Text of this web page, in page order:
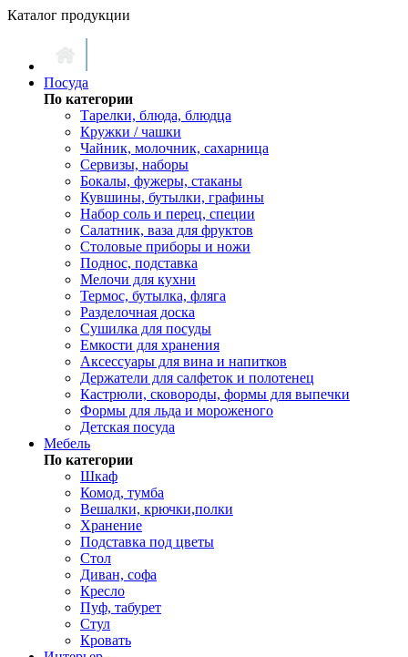
Каталог продукции
Посуда
По категории
Тарелки, блюда, блюдца
Кружки / чашки
Чайник, молочник, сахарница
Сервизы, наборы
Бокалы, фужеры, стаканы
Кувшины, бутылки, графины
Набор соль и перец, специи
Салатник, ваза для фруктов
Столовые приборы и ножи
Поднос, подставка
Мелочи для кухни
Термос, бутылка, фляга
Разделочная доска
Сушилка для посуды
Емкости для хранения
Аксессуары для вина и напитков
Держатели для салфеток и полотенец
Кастрюли, сковороды, формы для выпечки
Формы для льда и мороженого
Детская посуда
Мебель
По категории
Шкаф
Комод, тумба
Вешалки, крючки,полки
Хранение
Подставка под цветы
Стол
Диван, софа
Кресло
Пуф, табурет
Стул
Кровать